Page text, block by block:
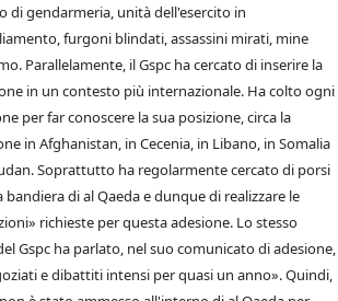
di gendarmeria, unità dell'esercito in
furgoni blindati, assassini mirati, mine
Parallelamente, il Gspc ha cercato di inserire la
in un contesto più internazionale. Ha colto ogni
per far conoscere la sua posizione, circa la
in Afghanistan, in Cecenia, in Libano, in Somalia
Soprattutto ha regolarmente cercato di porsi
bandiera di al Qaeda e dunque di realizzare le
richieste per questa adesione. Lo stesso
Gspc ha parlato, nel suo comunicato di adesione,
e dibattiti intensi per quasi un anno». Quindi,